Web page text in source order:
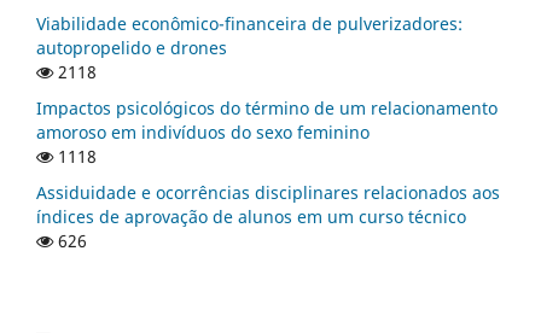
Viabilidade econômico-financeira de pulverizadores:
autopropelido e drones
2118
Impactos psicológicos do término de um relacionamento
amoroso em indivíduos do sexo feminino
1118
Assiduidade e ocorrências disciplinares relacionados aos
índices de aprovação de alunos em um curso técnico
626